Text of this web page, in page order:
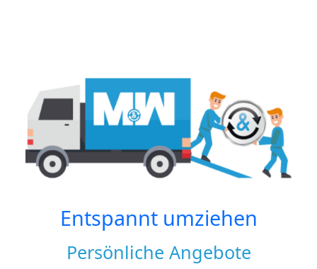
Entspannt umziehen
Persönliche Angebote